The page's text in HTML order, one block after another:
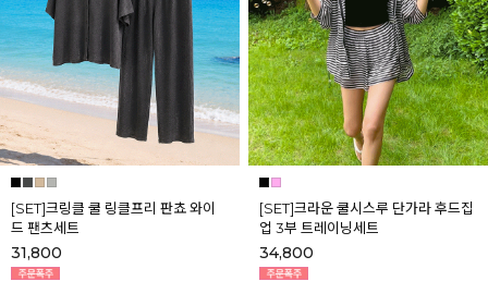
[SET]크링클 쿨 링클프리 판쵸 와이
드 팬츠세트
31,800
[SET]크라운 쿨시스루 단가라 후드집
업 3부 트레이닝세트
34,800